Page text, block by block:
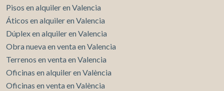
Pisos en alquiler en Valencia
Áticos en alquiler en Valencia
Dúplex en alquiler en Valencia
Obra nueva en venta en Valencia
Terrenos en venta en Valencia
Oficinas en alquiler en València
Oficinas en venta en València